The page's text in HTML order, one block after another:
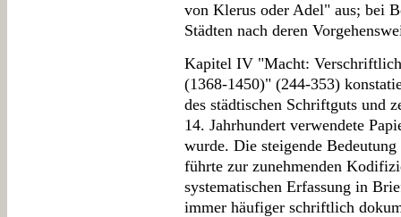
von Klerus oder Adel" aus; bei
Städten nach deren
Kapitel IV "Macht:
(1368-1450)" (244-353)
des städtischen Schriftguts und
14. Jahrhundert verwendete
wurde. Die steigende
führte zur zunehmenden
systematischen Erfassung in
immer häufiger schriftlich